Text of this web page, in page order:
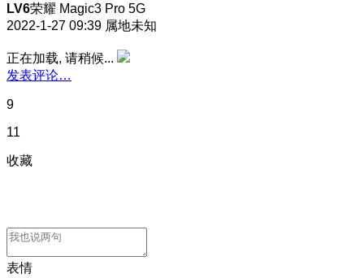
LV6荣耀 Magic3 Pro 5G
2022-1-27 09:39 属地未知
正在加载, 请稍候...
发表评论…
9
11
收藏
表情